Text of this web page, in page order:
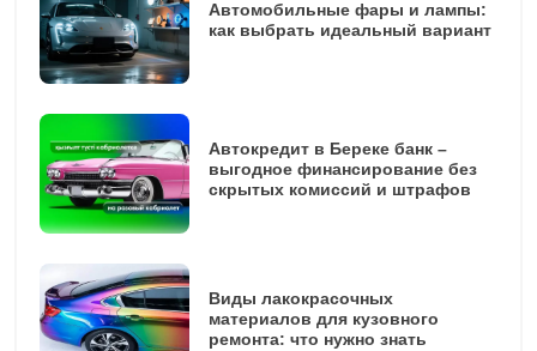
Автомобильные фары и лампы:
как выбрать идеальный вариант
Автокредит в Береке банк –
выгодное финансирование без
скрытых комиссий и штрафов
Виды лакокрасочных
материалов для кузовного
ремонта: что нужно знать